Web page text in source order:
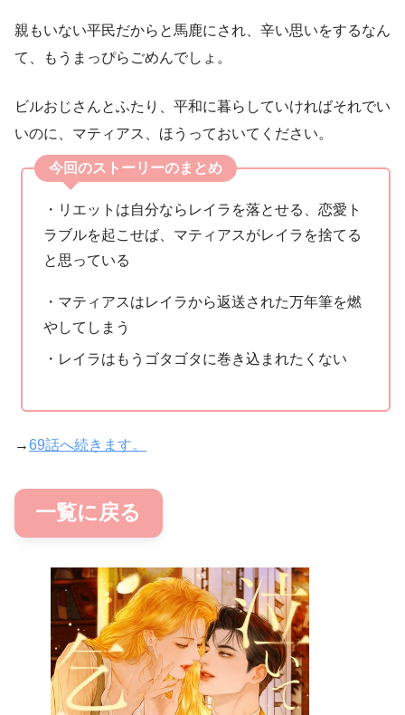
親もいない平民だからと馬鹿にされ、辛い思いをするなん
て、もうまっぴらごめんでしょ。
ビルおじさんとふたり、平和に暮らしていければそれでい
いのに、マティアス、ほうっておいてください。
今回のストーリーのまとめ
・リエットは自分ならレイラを落とせる、恋愛ト
ラブルを起こせば、マティアスがレイラを捨てる
と思っている
・マティアスはレイラから返送された万年筆を燃
やしてしまう
・レイラはもうゴタゴタに巻き込まれたくない
→69話へ続きます。
一覧に戻る